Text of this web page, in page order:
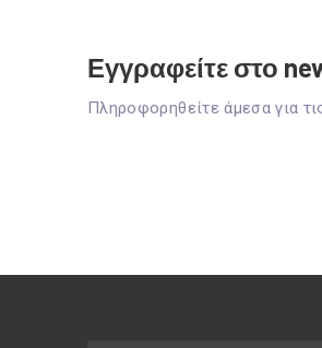
Εγγραφείτε στο
Πληροφορηθείτε άμεσα για